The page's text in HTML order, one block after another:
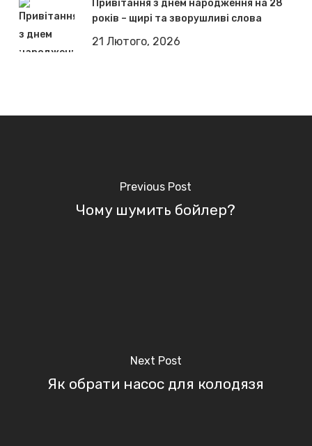
Привітання з днем народження на 28
років – щирі та зворушливі слова
21 Лютого, 2026
Previous Post
Чому шумить бойлер?
Next Post
Як обрати насос для колодязя